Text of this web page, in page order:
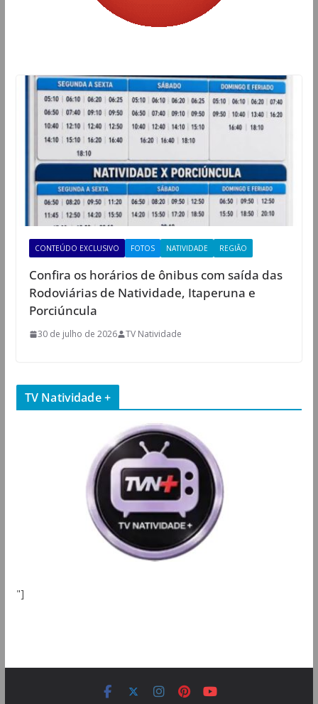
CONTEÚDO EXCLUSIVO FOTOS NATIVIDADE REGIÃO
Confira os horários de ônibus com saída das
Rodoviárias de Natividade, Itaperuna e
Porciúncula
30 de julho de 2026 TV Natividade
TV Natividade +
"]